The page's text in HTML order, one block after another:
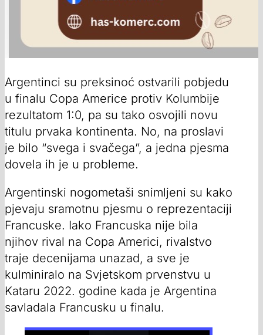
Argentinci su preksinoć ostvarili pobjedu
u finalu Copa Americe protiv Kolumbije
rezultatom 1:0, pa su tako osvojili novu
titulu prvaka kontinenta. No, na proslavi
je bilo “svega i svačega”, a jedna pjesma
dovela ih je u probleme.
Argentinski nogometaši snimljeni su kako
pjevaju sramotnu pjesmu o reprezentaciji
Francuske. Iako Francuska nije bila
njihov rival na Copa Americi, rivalstvo
traje decenijama unazad, a sve je
kulminiralo na Svjetskom prvenstvu u
Kataru 2022. godine kada je Argentina
savladala Francusku u finalu.